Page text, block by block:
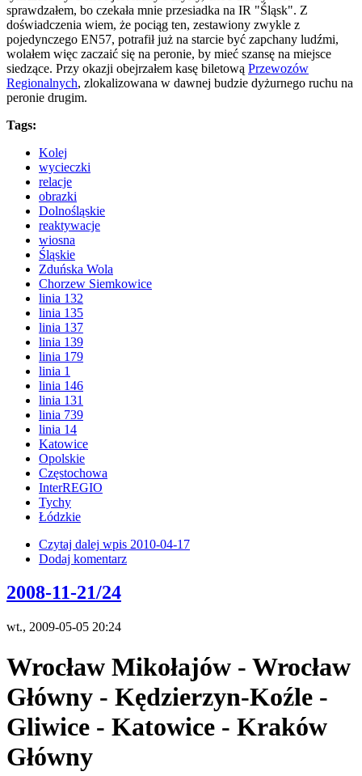
sprawdzałem, bo czekała mnie przesiadka na IR "Śląsk". Z
doświadczenia wiem, że pociąg ten, zestawiony zwykle z
pojedynczego EN57, potrafił już na starcie być zapchany ludźmi,
wolałem więc zaczaić się na peronie, by mieć szansę na miejsce
siedzące. Przy okazji obejrzałem kasę biletową Przewozów
Regionalnych, zlokalizowana w dawnej budzie dyżurnego ruchu na
peronie drugim.
Tags:
Kolej
wycieczki
relacje
obrazki
Dolnośląskie
reaktywacje
wiosna
Śląskie
Zduńska Wola
Chorzew Siemkowice
linia 132
linia 135
linia 137
linia 139
linia 179
linia 1
linia 146
linia 131
linia 739
linia 14
Katowice
Opolskie
Częstochowa
InterREGIO
Tychy
Łódzkie
Czytaj dalej wpis 2010-04-17
Dodaj komentarz
2008-11-21/24
wt., 2009-05-05 20:24
Wrocław Mikołajów - Wrocław
Główny - Kędzierzyn-Koźle -
Gliwice - Katowice - Kraków
Główny